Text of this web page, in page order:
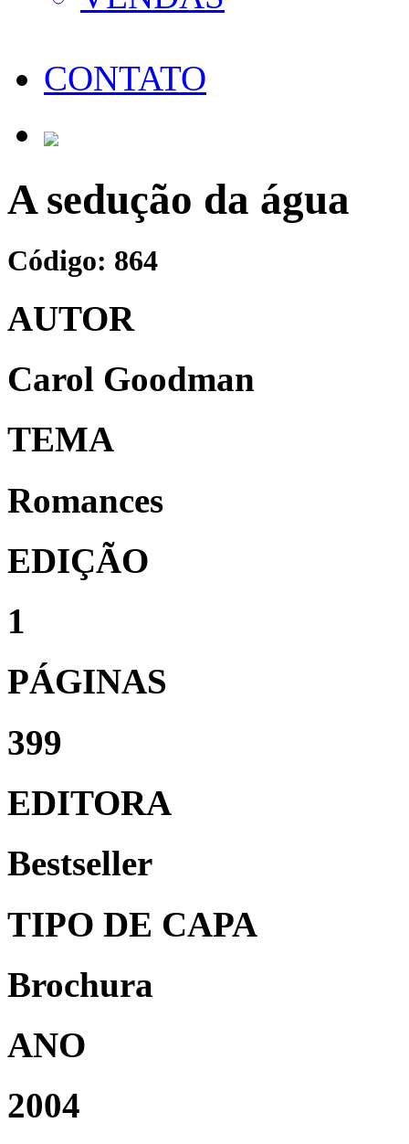
CONTATO
A sedução da água
Código: 864
AUTOR
Carol Goodman
TEMA
Romances
EDIÇÃO
1
PÁGINAS
399
EDITORA
Bestseller
TIPO DE CAPA
Brochura
ANO
2004